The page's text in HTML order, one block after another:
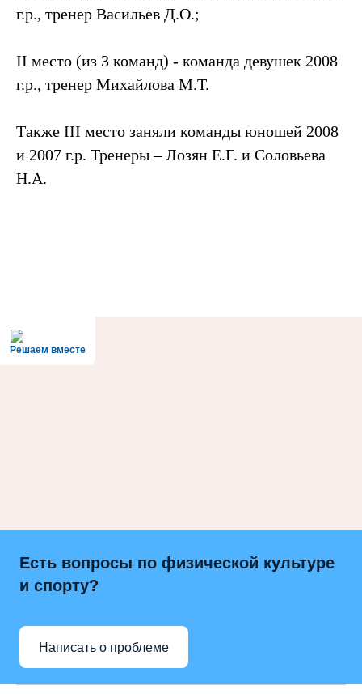
г.р., тренер Васильев Д.О.;
II место (из 3 команд) - команда девушек 2008
г.р., тренер Михайлова М.Т.
Также III место заняли команды юношей 2008
и 2007 г.р. Тренеры – Лозян Е.Г. и Соловьева
Н.А.
Решаем вместе
Есть вопросы по физической культуре
и спорту?
Написать о проблеме